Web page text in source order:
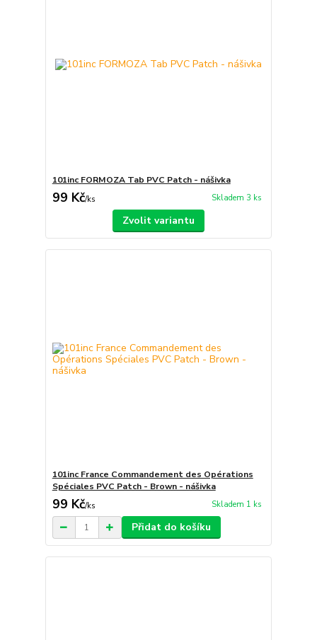
101inc FORMOZA Tab PVC Patch - nášivka
99 Kč/ks Skladem 3 ks
Zvolit variantu
101inc France Commandement des Opérations
Spéciales PVC Patch - Brown - nášivka
99 Kč/ks Skladem 1 ks
Přidat do košíku